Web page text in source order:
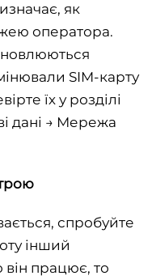
як
оператора.
SIM-карту
їх у розділі
дані → Мережа
спробуйте
інший
працює, то